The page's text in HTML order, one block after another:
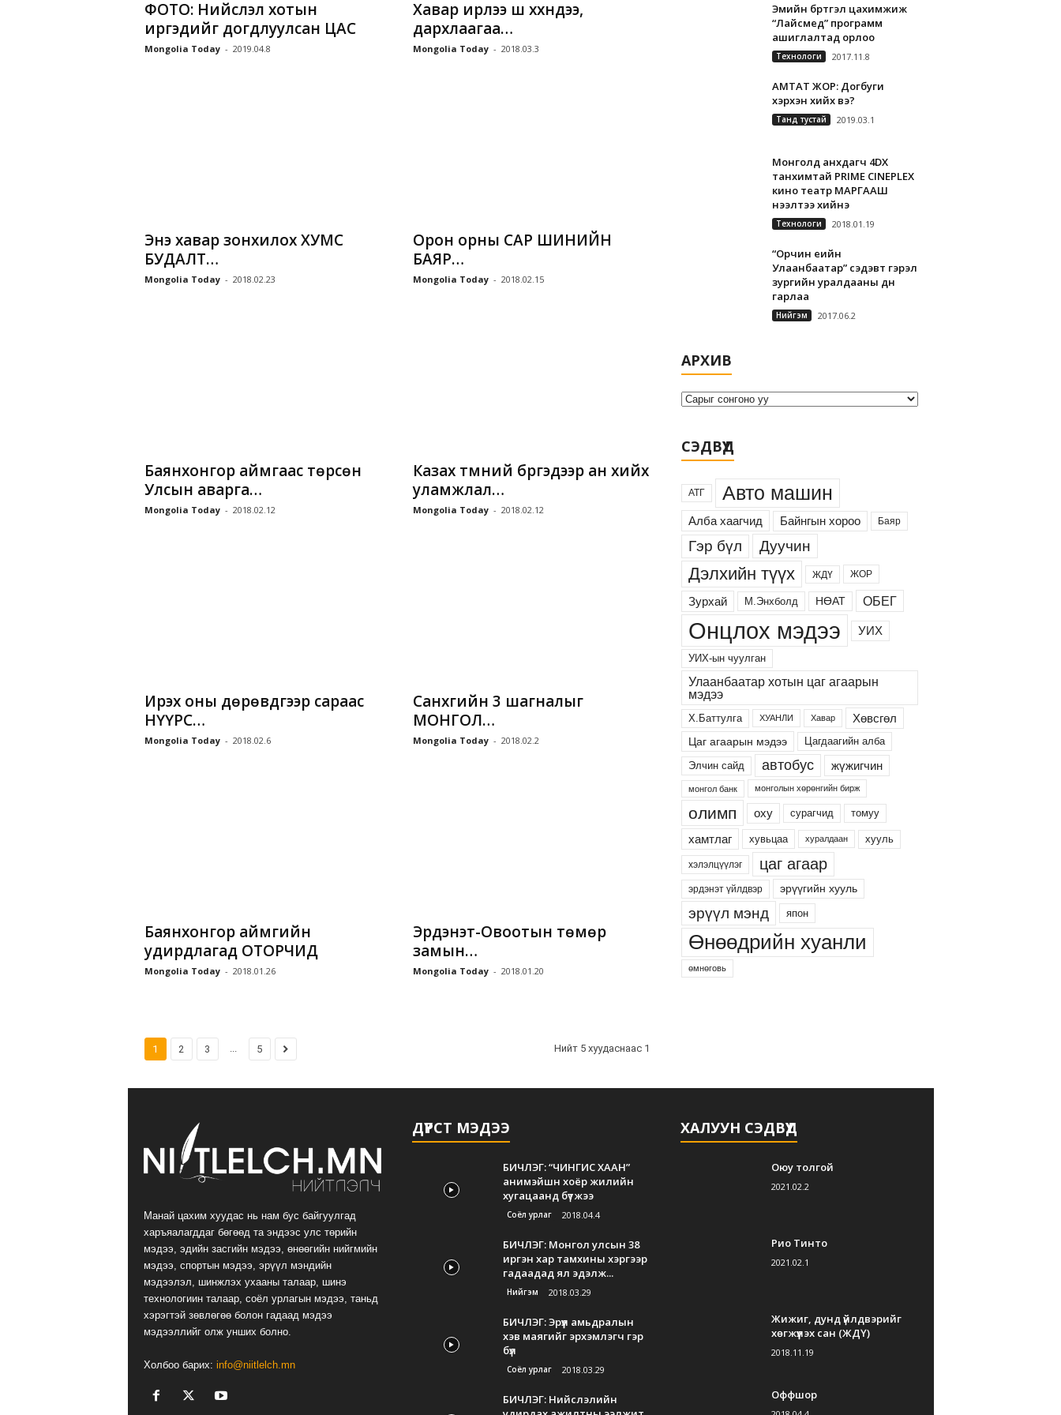
ФОТО: Нийслэл хотын
иргэдийг догдлуулсан ЦАС
Mongolia Today - 2019.04.8
Хавар ирлээ шүү хүүхнүүдээ,
дархлаагаа…
Mongolia Today - 2018.03.3
Энэ хавар зонхилох ХУМС
БУДАЛТ…
Mongolia Today - 2018.02.23
Орон орны САР ШИНИЙН
БАЯР…
Mongolia Today - 2018.02.15
Баянхонгор аймгаас төрсөн
Улсын аварга…
Mongolia Today - 2018.02.12
Казах түмний бүргэдээр ан хийх
уламжлал…
Mongolia Today - 2018.02.12
Ирэх оны дөрөвдүгээр сараас
НҮҮРС…
Mongolia Today - 2018.02.6
Cанхүүгийн 3 шагналыг
МОНГОЛ…
Mongolia Today - 2018.02.2
Баянхонгор аймгийн
удирдлагад ОТОРЧИД
Mongolia Today - 2018.01.26
Эрдэнэт-Овоотын төмөр
замын…
Mongolia Today - 2018.01.20
1 2 3 ... 5 Нийт 5 хуудаснаас 1
Эмийн бүртгэл цахимжиж
“Лайсмед” программ
ашиглалтад орлоо
Технологи 2017.11.8
АМТАТ ЖОР: Догбуги
хэрхэн хийх вэ?
Танд тустай 2019.03.1
Монголд анхдагч 4DX
танхимтай PRIME CINEPLEX
кино театр МАРГААШ
нээлтээ хийнэ
Технологи 2018.01.19
“Орчин үеийн
Улаанбаатар” сэдэвт гэрэл
зургийн уралдааны дүн
гарлаа
Нийгэм 2017.06.2
АРХИВ
и
СЭДВҮҮД
АТГ Авто машин
Алба хаагчид Байнгын хороо Баяр
Гэр бүл Дуучин
Дэлхийн түүх ЖДҮ ЖОР
Зурхай М.Энхболд НӨАТ ОБЕГ
Онцлох мэдээ УИХ
УИХ-ын чуулган
Улаанбаатар хотын цаг агаарын
мэдээ
Х.Баттулга ХУАНЛИ Хавар Хөвсгөл
Цаг агаарын мэдээ Цагдаагийн алба
Элчин сайд автобус жүжигчин
монгол банк монголын хөрөнгийн бирж
олимп оху сурагчид томуу
хамтлаг хувьцаа хуралдаан хууль
хэлэлцүүлэг цаг агаар
эрдэнэт үйлдвэр эрүүгийн хууль
эрүүл мэнд япон
Өнөөдрийн хуанли
өмнөговь
Манай цахим хуудас нь нам бус байгуулгад
харъяалагддаг бөгөөд та эндээс улс төрийн
мэдээ, эдийн засгийн мэдээ, өнөөгийн нийгмийн
мэдээ, спортын мэдээ, эрүүл мэндийн
мэдээлэл, шинжлэх ухааны талаар, шинэ
технологиин талаар, соёл урлагын мэдээ, таньд
хэрэгтэй зөвлөгөө болон гадаад мэдээ
мэдээллийг олж унших болно.
Холбоо барих: info@niitlelch.mn
ДҮРСТ МЭДЭЭ
БИЧЛЭГ: “ЧИНГИС ХААН”
анимэйшн хоёр жилийн
хугацаанд бүтжээ
Соёл урлаг 2018.04.4
БИЧЛЭГ: Монгол улсын 38
иргэн хар тамхины хэргээр
гадаадад ял эдэлж...
Нийгэм 2018.03.29
БИЧЛЭГ: Эрүүл амьдралын
хэв маягийг эрхэмлэгч гэр
бүл
Соёл урлаг 2018.03.29
БИЧЛЭГ: Нийслэлийн
ХАЛУУН СЭДВҮҮД
Оюу толгой
2021.02.2
Рио Тинто
2021.02.1
Жижиг, дунд үйлдвэрийг
хөгжүүлэх сан (ЖДҮ)
2018.11.19
Оффшор